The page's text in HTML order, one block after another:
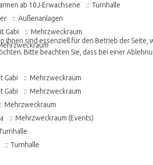
ab 10J-Erwachsene
:: Turnhalle
:: Außenanlagen
Gabi
:: Mehrzweckraum
Gabi
:: Mehrzweckraum
Gabi
:: Mehrzweckraum
Mehrzweckraum
:: Mehrzweckraum (Events)
:: Turnhalle
ihnen sind essenziell für den Betrieb der
Bitte beachten Sie, dass bei einer